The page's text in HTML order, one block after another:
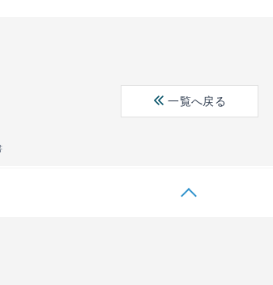
一覧へ戻る